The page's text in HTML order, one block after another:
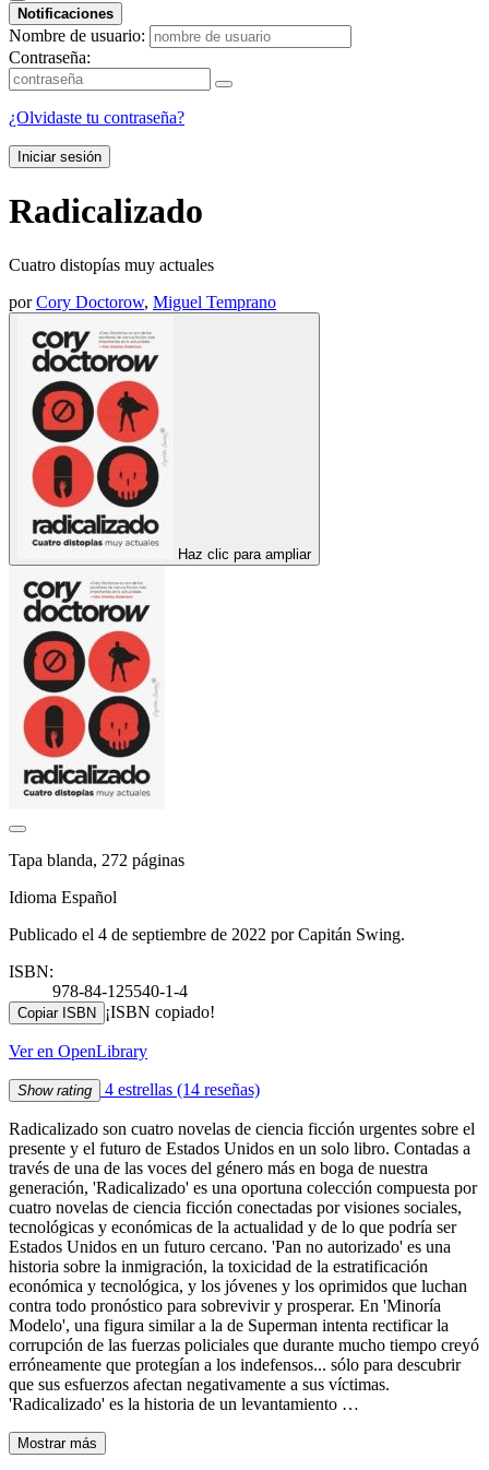
Notificaciones
Nombre de usuario:
Contraseña:
¿Olvidaste tu contraseña?
Iniciar sesión
Radicalizado
Cuatro distopías muy actuales
porCory Doctorow, Miguel Temprano
Haz clic para ampliar
Tapa blanda, 272 páginas
Idioma Español
Publicado el 4 de septiembre de 2022 por Capitán Swing.
ISBN:
978-84-125540-1-4
Copiar ISBN ¡ISBN copiado!
Ver en OpenLibrary
Show rating 4 estrellas (14 reseñas)
Radicalizado son cuatro novelas de ciencia ficción urgentes sobre el
presente y el futuro de Estados Unidos en un solo libro. Contadas a
través de una de las voces del género más en boga de nuestra
generación, 'Radicalizado' es una oportuna colección compuesta por
cuatro novelas de ciencia ficción conectadas por visiones sociales,
tecnológicas y económicas de la actualidad y de lo que podría ser
Estados Unidos en un futuro cercano. 'Pan no autorizado' es una
historia sobre la inmigración, la toxicidad de la estratificación
económica y tecnológica, y los jóvenes y los oprimidos que luchan
contra todo pronóstico para sobrevivir y prosperar. En 'Minoría
Modelo', una figura similar a la de Superman intenta rectificar la
corrupción de las fuerzas policiales que durante mucho tiempo creyó
erróneamente que protegían a los indefensos... sólo para descubrir
que sus esfuerzos afectan negativamente a sus víctimas.
'Radicalizado' es la historia de un levantamiento …
Mostrar más